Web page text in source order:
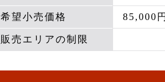
希望小売価格 85,000
販売エリアの制限